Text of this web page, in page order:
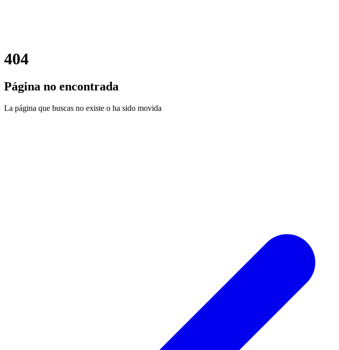
404
Página no encontrada
La página que buscas no existe o ha sido movida